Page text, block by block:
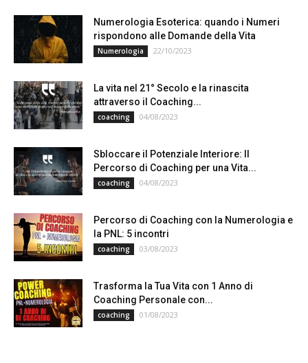
Numerologia Esoterica: quando i Numeri
rispondono alle Domande della Vita
Numerologia 22/10/2023
La vita nel 21° Secolo e la rinascita
attraverso il Coaching...
coaching 04/08/2023
Sbloccare il Potenziale Interiore: Il
Percorso di Coaching per una Vita...
coaching 04/08/2023
Percorso di Coaching con la Numerologia e
la PNL: 5 incontri
coaching 03/08/2023
Trasforma la Tua Vita con 1 Anno di
Coaching Personale con...
coaching 01/08/2023